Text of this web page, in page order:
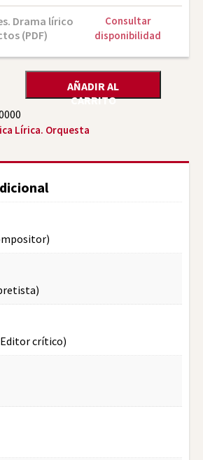
Drama lírico
(PDF)
Consultar
disponibilidad
AÑADIR AL
CARRITO
Lírica. Orquesta
crítico)